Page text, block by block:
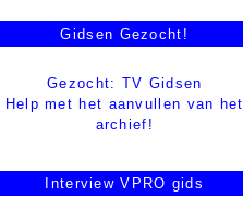
Gidsen Gezocht!
Gezocht: TV Gidsen
Help met het aanvullen van het
archief!
Interview VPRO gids